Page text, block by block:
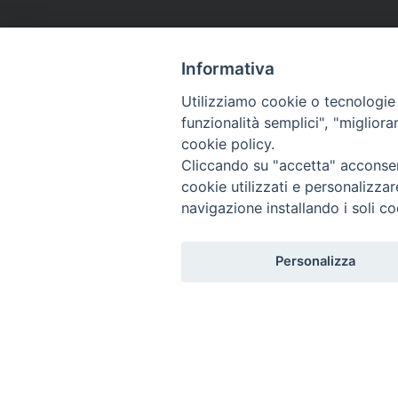
Informativa
Utilizziamo cookie o
funzionalità semplici",
cookie policy.
Cliccando su "accetta"
cookie utilizzati e
navigazione installando i soli
Personalizza